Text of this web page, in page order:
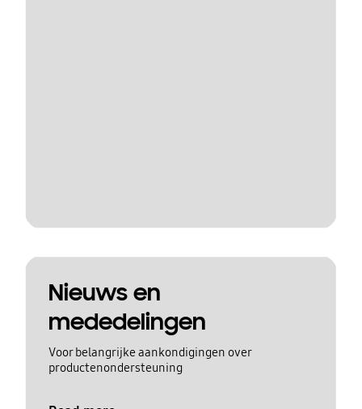
Nieuws en
mededelingen
Voor belangrijke aankondigingen over
productenondersteuning